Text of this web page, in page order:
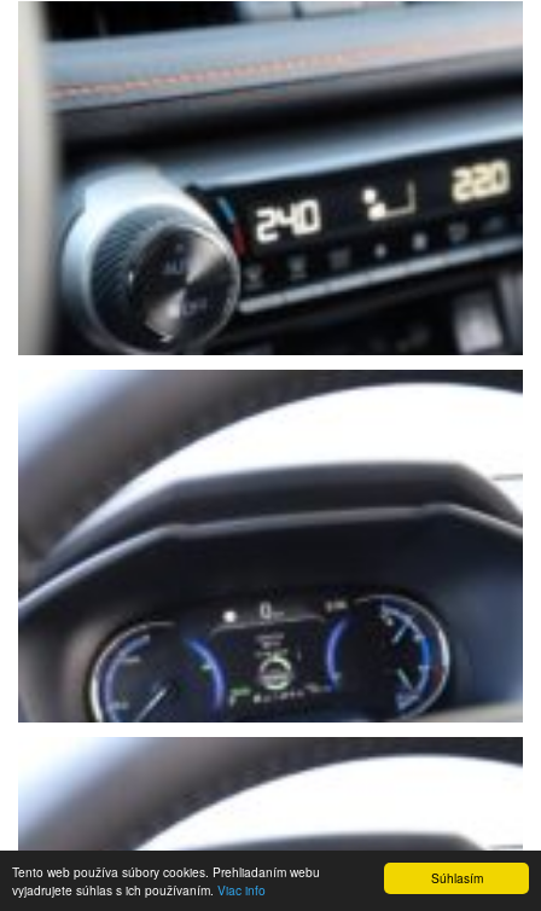
Súhlasím
Tento web používa súbory cookies. Prehliadaním webu
vyjadrujete súhlas s ich používaním. Viac info